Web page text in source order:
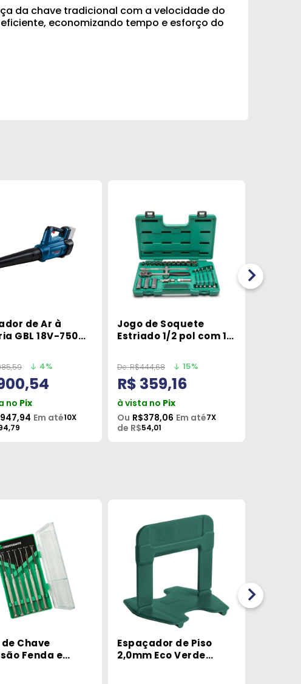
da chave tradicional com a velocidade do
economizando tempo e esforço do
de Ar à
GBL 18V-750
4%
no Pix
Em até10X
Jogo de Soquete
Estriado 1/2 pol com 18
De:R$444,68 15%
R$ 359,16
à vista no Pix
Ou R$378,06 Em até7X
de R$54,01
Chave
Fenda e
Espaçador de Piso
2,0mm Eco Verde